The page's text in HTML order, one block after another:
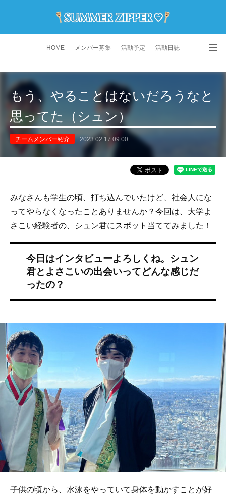
HOME メンバー募集 活動予定 活動日誌
演舞動画 よくある質問 Instagram
もう、やることはないだろうなと
思ってた（シュン）
チームメンバー紹介 2023.02.17 09:00
みなさんも学生の頃、打ち込んでいたけど、社会人にな
ってやらなくなったことありませんか？今回は、大学よ
さこい経験者の、シュン君にスポット当ててみました！
子供の頃から、水泳をやっていて身体を動かすことが好